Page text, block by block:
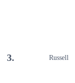
3. Russell